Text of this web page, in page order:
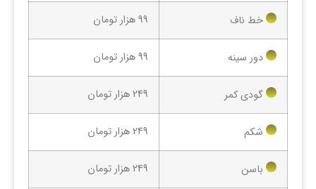
خط ناف 99 هزار تومان
دور سینه 99 هزار تومان
گودی کمر 249 هزار تومان
شکم 249 هزار تومان
باسن 249 هزار تومان